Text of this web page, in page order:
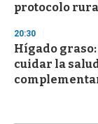
protocolo
20:30
Hígado
cuidar la